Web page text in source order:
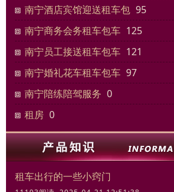
南宁酒店宾馆迎送租车包 95
南宁商务会务租车包车 125
南宁员工接送租车包车 121
南宁婚礼花车租车包车 97
南宁陪练陪驾服务 0
租房 0
租车出行的一些小窍门